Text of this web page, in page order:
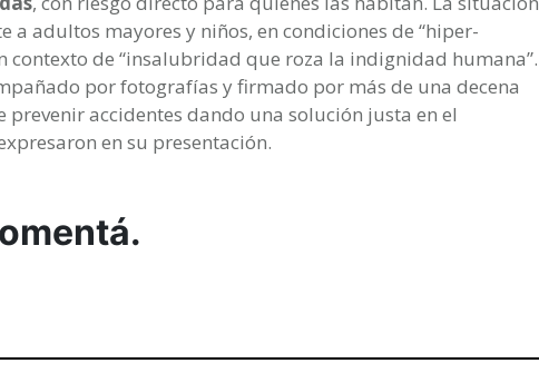
a adultos mayores y niños, en condiciones de “hiper-
contexto de “insalubridad que roza la indignidad humana”.
por fotografías y firmado por más de una decena
prevenir accidentes dando una solución justa en el
en su presentación.